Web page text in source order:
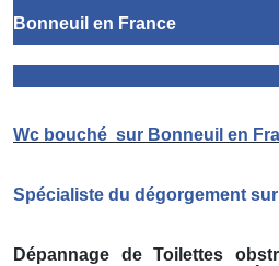
Bonneuil en France
Wc bouché sur Bonneuil en
Spécialiste du dégorgement
Dépannage de Toilettes